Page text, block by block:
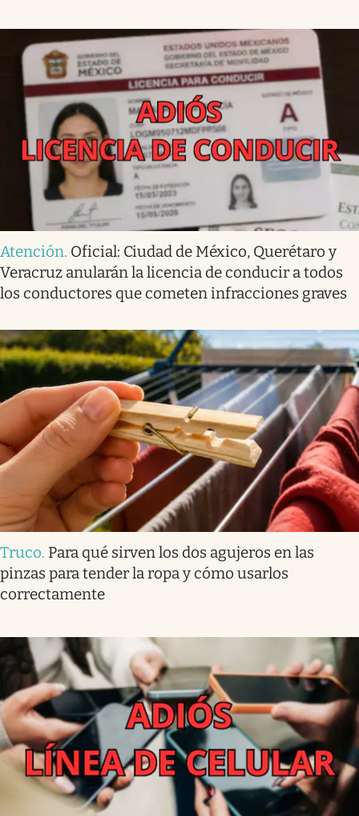
Atención. Oficial: Ciudad de México, Querétaro y
Veracruz anularán la licencia de conducir a todos
los conductores que cometen infracciones graves
Truco. Para qué sirven los dos agujeros en las
pinzas para tender la ropa y cómo usarlos
correctamente